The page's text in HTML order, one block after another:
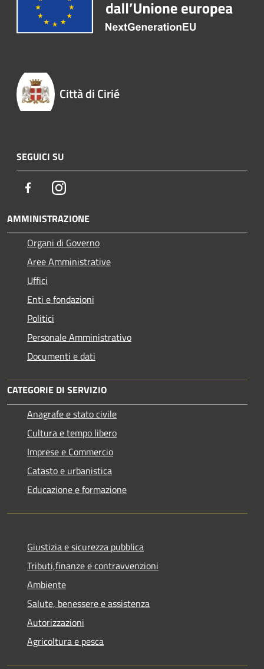
Città di Cirié
SEGUICI SU
FacebookInstagram
AMMINISTRAZIONE
Organi di Governo
Aree Amministrative
Uffici
Enti e fondazioni
Politici
Personale Amministrativo
Documenti e dati
CATEGORIE DI SERVIZIO
Anagrafe e stato civile
Cultura e tempo libero
Imprese e Commercio
Catasto e urbanistica
Educazione e formazione
Giustizia e sicurezza pubblica
Tributi,finanze e contravvenzioni
Ambiente
Salute, benessere e assistenza
Autorizzazioni
Agricoltura e pesca